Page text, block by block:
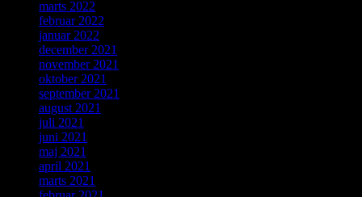
marts 2022
februar 2022
januar 2022
december 2021
november 2021
oktober 2021
september 2021
august 2021
juli 2021
juni 2021
maj 2021
april 2021
marts 2021